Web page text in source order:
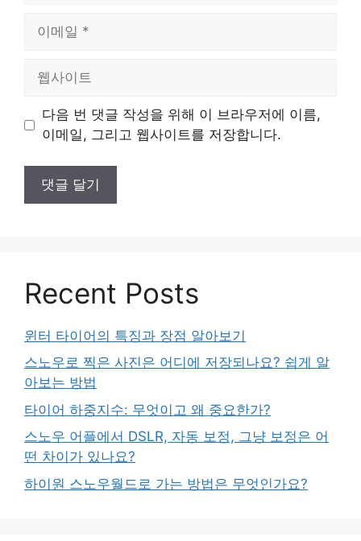
트
다음 번 댓글 작성을 위해 이 브라우저에 이름,
이메일, 그리고 웹사이트를 저장합니다.
Recent Posts
윈터 타이어의 특징과 장점 알아보기
스노우로 찍은 사진은 어디에 저장되나요? 쉽게 알
아보는 방법
타이어 하중지수: 무엇이고 왜 중요한가?
스노우 어플에서 DSLR, 자동 보정, 그냥 보정은 어
떤 차이가 있나요?
하이원 스노우월드로 가는 방법은 무엇인가요?